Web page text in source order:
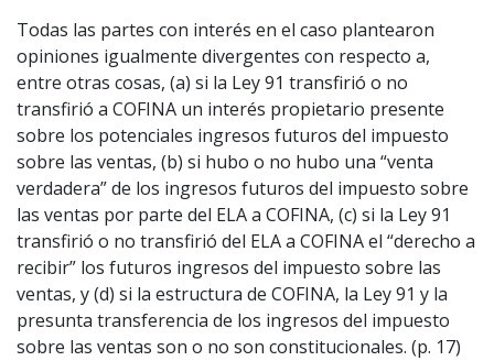
Todas las partes con interés en el caso plantearon
opiniones igualmente divergentes con respecto a,
entre otras cosas, (a) si la Ley 91 transfirió o no
transfirió a COFINA un interés propietario presente
sobre los potenciales ingresos futuros del impuesto
sobre las ventas, (b) si hubo o no hubo una “venta
verdadera” de los ingresos futuros del impuesto sobre
las ventas por parte del ELA a COFINA, (c) si la Ley 91
transfirió o no transfirió del ELA a COFINA el “derecho a
recibir” los futuros ingresos del impuesto sobre las
ventas, y (d) si la estructura de COFINA, la Ley 91 y la
presunta transferencia de los ingresos del impuesto
sobre las ventas son o no son constitucionales. (p. 17)